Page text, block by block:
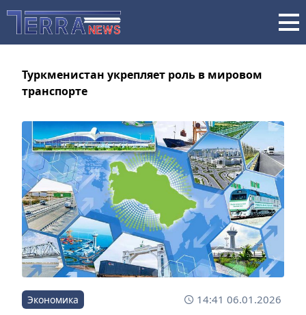
Туркменистан укрепляет роль в мировом
транспорте
Экономика 14:41 06.01.2026